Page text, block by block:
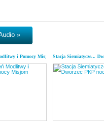
»
i Pomocy MisjomStacja Siemiatycze...